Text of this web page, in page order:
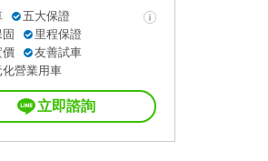
五大保證
里程保證
價
友善試車
營業用車
立即諮詢